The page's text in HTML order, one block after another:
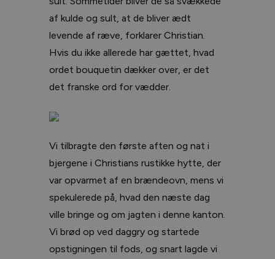
af kulde og sult, at de bliver ædt
levende af ræve, forklarer Christian.
Hvis du ikke allerede har gættet, hvad
ordet bouquetin dækker over, er det
det franske ord for vædder.
Vi tilbragte den første aften og nat i
bjergene i Christians rustikke hytte, der
var opvarmet af en brændeovn, mens vi
spekulerede på, hvad den næste dag
ville bringe og om jagten i denne kanton.
Vi brød op ved daggry og startede
opstigningen til fods, og snart lagde vi